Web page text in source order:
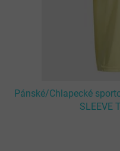
Pánské/Chlapecké
SLEEVE